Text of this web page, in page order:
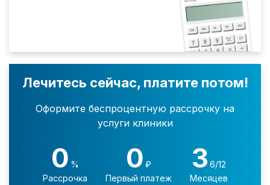
Лечитесь сейчас, платите потом!
Оформите беспроцентную рассрочку на
услуги клиники
0 %
Рассрочка
0 ₽
Первый платеж
3 6/12
Месяцев